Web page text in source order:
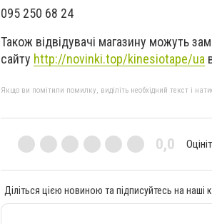
095 250 68 24
Також відвідувачі магазину можуть
сайту http://novinki.top/kinesiotape/ua
Якщо ви помітили помилку, виділіть необхідний текст і
0,0
Діліться цією новиною та підписуйтесь на наші